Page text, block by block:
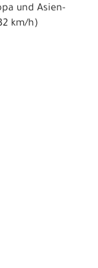
und Asien-
km/h)